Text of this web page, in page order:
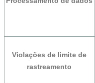
Violações de limite de
rastreamento